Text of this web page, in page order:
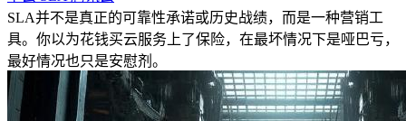
SLA并不是真正的可靠性承诺或历史战绩，而是一种营销工
具。你以为花钱买云服务上了保险，在最坏情况下是哑巴亏，
最好情况也只是安慰剂。